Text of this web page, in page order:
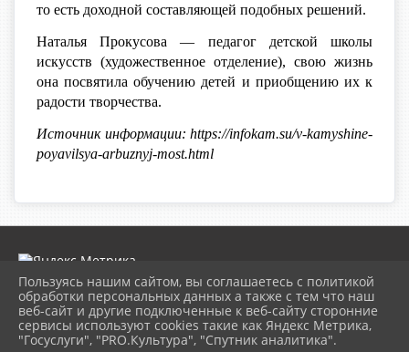
то есть доходной составляющей подобных решений.
Наталья Прокусова — педагог детской школы
искусств (художественное отделение), свою жизнь
она посвятила обучению детей и приобщению их к
радости творчества.
Источник информации: https://infokam.su/v-kamyshine-
poyavilsya-arbuznyj-most.html
2026 г. museumkam.ru
Вход
Карта сайта
Пользуясь нашим сайтом, вы соглашаетесь с политикой
обработки персональных данных а также с тем что наш
веб-сайт и другие подключенные к веб-сайту сторонние
сервисы используют cookies такие как Яндекс Метрика,
"Госуслуги", "PRO.Культура", "Спутник аналитика".